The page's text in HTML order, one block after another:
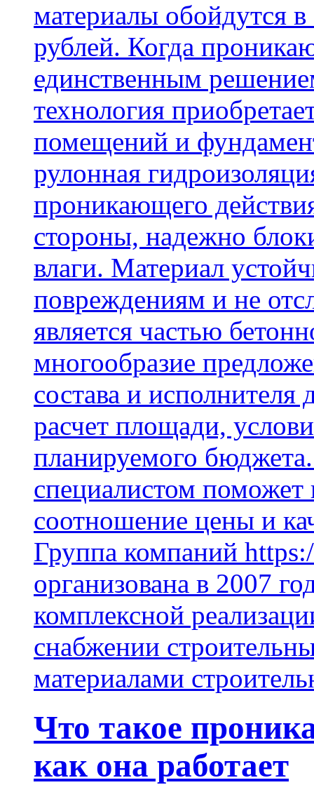
материалы обойдутся
рублей. Когда
единственным
технология
помещений и
рулонная
проникающего
стороны, надежно
влаги. Материал
повреждениям и не
является частью
многообразие
состава и
расчет площади,
планируемого
специалистом поможет
соотношение цены и
Группа компаний
организована в 2007
комплексной
снабжении
материалами
Что такое
как она работает